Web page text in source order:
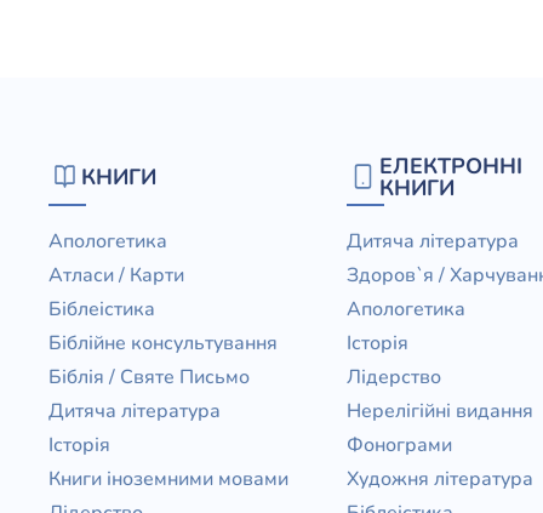
КНИГИ
Апологетика
Атласи / Карти
Біблеістика
Біблійне консультування
Біблія / Святе Письмо
Дитяча література
Історія
Книги іноземними мовами
ЕЛЕКТРОННІ
КНИГИ
Дитяча література
Здоров`я /
Апологетика
Історія
Лідерство
Нерелігійні видання
Фонограми
Художня література